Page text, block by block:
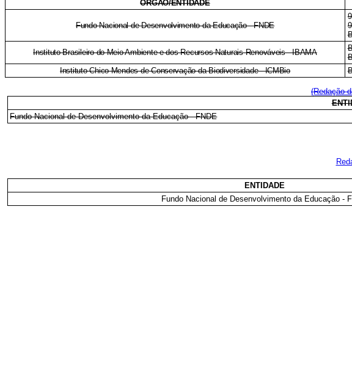
ÓRGÃO/ENTIDADE
Fundo Nacional de Desenvolvimento da Educação - FNDE
Instituto Brasileiro do Meio Ambiente e dos Recursos Naturais Renováveis - IBAMA
Instituto Chico Mendes de Conservação da Biodiversidade - ICMBio
(Redação
Fundo Nacional de Desenvolvimento da Educação - FNDE
ENTIDADE
Fundo Nacional de Desenvolvimento da Educação -